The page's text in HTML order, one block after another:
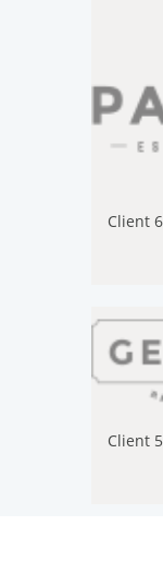
Client 6
Client 5